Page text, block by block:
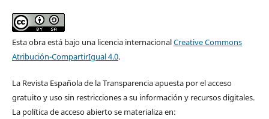
Esta obra está bajo una licencia internacionalCreative Commons
Atribución-CompartirIgual 4.0.
La Revista Española de la Transparencia apuesta por el acceso
gratuito y uso sin restricciones a su información y recursos digitales.
La política de acceso abierto se materializa en: